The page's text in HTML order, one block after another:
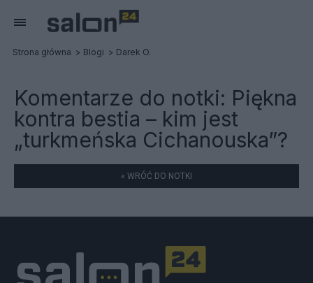
Strona główna Blogi Darek O.
Komentarze do notki: Piękna
kontra bestia – kim jest
„turkmeńska Cichanouska”?
« WRÓĆ DO NOTKI